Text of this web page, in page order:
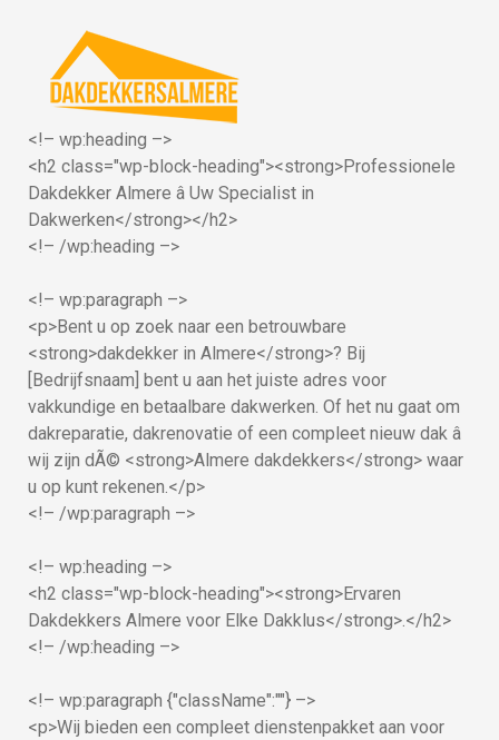
<!– wp:heading –>
<h2 class="wp-block-heading"><strong>Professionele
Dakdekker Almere â Uw Specialist in
Dakwerken</strong></h2>
<!– /wp:heading –>
<!– wp:paragraph –>
<p>Bent u op zoek naar een betrouwbare
<strong>dakdekker in Almere</strong>? Bij
[Bedrijfsnaam] bent u aan het juiste adres voor
vakkundige en betaalbare dakwerken. Of het nu gaat om
dakreparatie, dakrenovatie of een compleet nieuw dak â
wij zijn dÃ© <strong>Almere dakdekkers</strong> waar
u op kunt rekenen.</p>
<!– /wp:paragraph –>
<!– wp:heading –>
<h2 class="wp-block-heading"><strong>Ervaren
Dakdekkers Almere voor Elke Dakklus</strong>.</h2>
<!– /wp:heading –>
<!– wp:paragraph {"className":""} –>
<p>Wij bieden een compleet dienstenpakket aan voor